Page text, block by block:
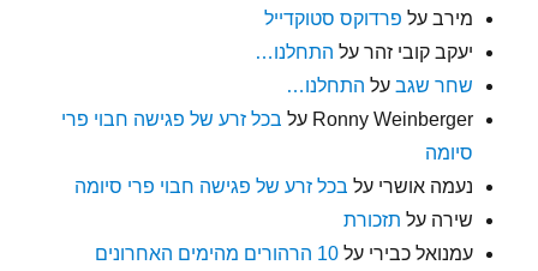
מירב על פרדוקס סטוקדייל
יעקב קובי זהר על התחלנו…
שחר שגב על התחלנו…
Ronny Weinberger על בכל זרע של פגישה חבוי פרי
סיומה
נעמה אושרי על בכל זרע של פגישה חבוי פרי סיומה
שירה על תזכורת
עמנואל כבירי על
10 הרהורים מהימים האחרונים